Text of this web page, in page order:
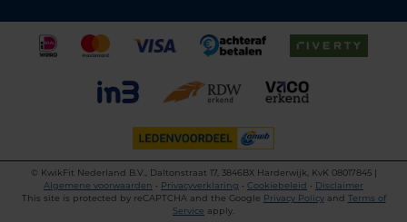
©
KwikFit Nederland B.V., Daltonstraat 17, 3846BX Harderwijk, KvK 08017845 |
Algemene voorwaarden • Privacyverklaring • Cookiebeleid • Disclaimer
This site is protected by reCAPTCHA and the Google Privacy Policyand Terms of
Service apply.